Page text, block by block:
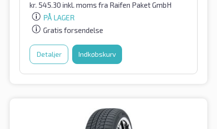
kr. 545.30 inkl. moms fra Raifen Paket GmbH
PÅ LAGER
Gratis forsendelse
Detaljer Indkøbskurv